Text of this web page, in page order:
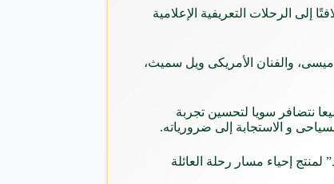
إلى الرحلات التعريفية الإعلامية
ميسى، والفنان الأمريكى ويل سميث،
مصدره للسياحة إلى مصر، ونحن جميعا نتضافر سويا لتحسين تجربة
و الاستجابة إلى ضرورياته.
إحياء مسار رحلة العائلة